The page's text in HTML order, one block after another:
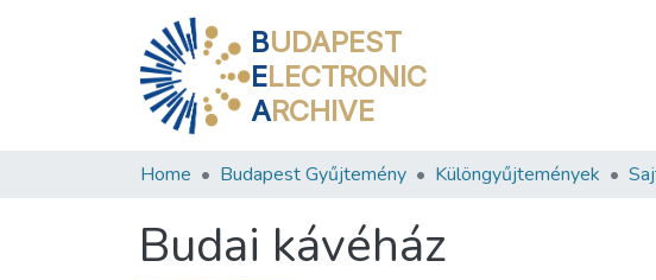
BUDAPEST
ELECTRONIC
ARCHIVE
Home Budapest Gyűjtemény Különgyűjtemények
Budai kávéház